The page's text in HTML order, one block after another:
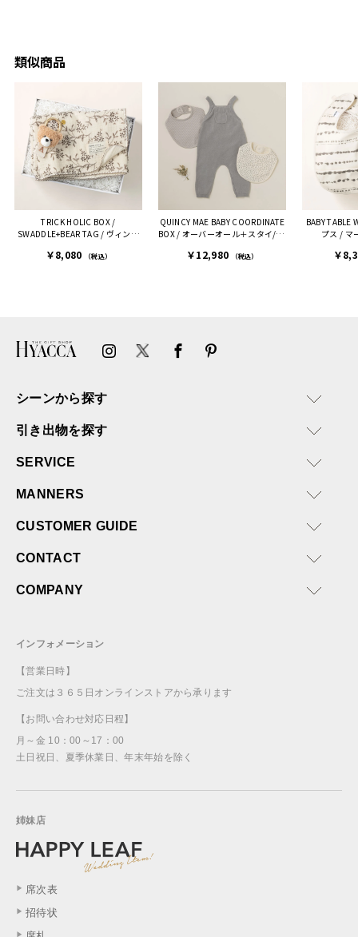
ちらも大変気に入ったと写
を選んでよかったし他の友
人にもお勧めしたいと感じ
ました。
また、こちら不注意でメー
ルアドレスを誤って入力し
登録してログインできなく
困った際にも、迅速に回答
連絡があり大変助かりまし
で、いい思い出になりまし
た。
す。
類似商品
TRICK HOLIC BOX /
SWADDLE+BEAR TAG / ヴィンテ
ク］
￥8,080 （税込）
QUINCY MAE BABY COORDINATE
BOX / オーバーオール＋スタイ/ ラ
￥12,980 （税込）
BABY TABLE
プス / マ
￥
シーンから探す
引き出物を探す
SERVICE
MANNERS
CUSTOMER GUIDE
CONTACT
COMPANY
インフォメーション
【営業日時】
ご注文は３６５日オンラインストアから承ります
【お問い合わせ対応日程】
月～金 10：00～17：00
土日祝日、夏季休業日、年末年始を除く
姉妹店
席次表
招待状